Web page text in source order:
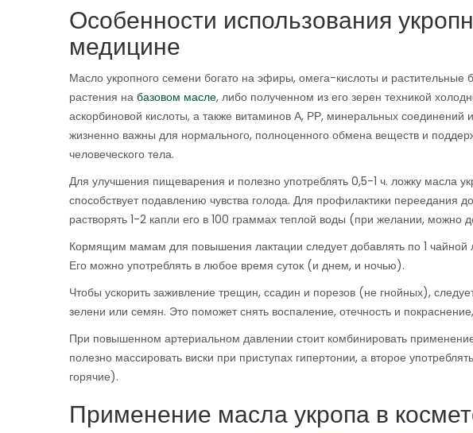
Особенности использования
медицине
Масло укропного семени богато на эфиры, омега-кислоты и растительные
растения на базовом масле, либо полученном из его зерен техникой
аскорбиновой кислоты, а также витаминов А, РР, минеральных
жизненно важны для нормального, полноценного обмена веществ и
человеческого тела.
Для улучшения пищеварения и полезно употреблять 0,5-1 ч. ложку масла
способствует подавлению чувства голода. Для профилактики переедания
растворять 1-2 капли его в 100 граммах теплой воды (при желании, можно
Кормящим мамам для повышения лактации следует добавлять по 1
Его можно употреблять в любое время суток (и днем, и ночью).
Чтобы ускорить заживление трещин, ссадин и порезов (не гнойных),
зелени или семян. Это поможет снять воспаление, отечность и
При повышенном артериальном давлении стоит комбинировать
полезно массировать виски при приступах гипертонии, а второе
горячие).
Применение масла укропа в